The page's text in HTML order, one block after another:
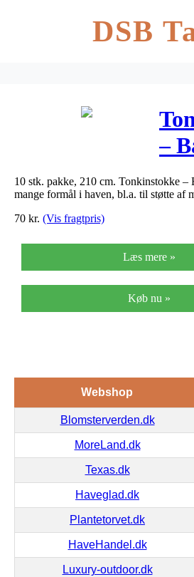
DSB
–
10 stk. pakke, 210 cm. Tonkinstokke –
mange formål i haven, bl.a. til støtte af
70 kr. (Vis fragtpris)
Læs mere »
Køb nu »
Webshop
Blomsterverden.dk
MoreLand.dk
Texas.dk
Haveglad.dk
Plantetorvet.dk
HaveHandel.dk
Luxury-outdoor.dk